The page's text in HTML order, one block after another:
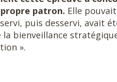
patron. Elle
puis desservi, avait
bienveillance
».